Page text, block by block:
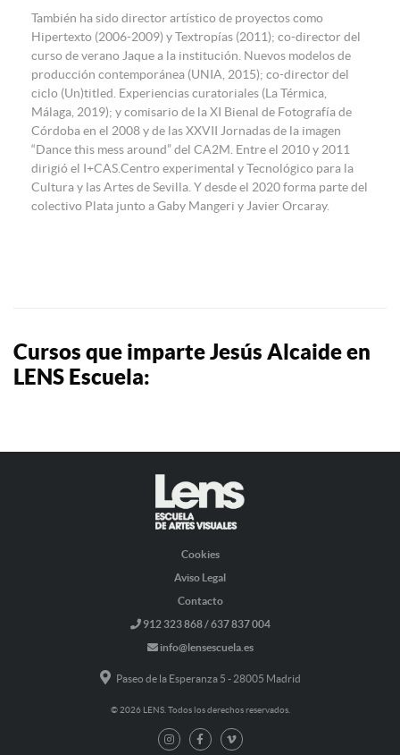
También ha sido director artístico de proyectos como
Hipertexto (2006-2009) y Textropías (2011); co-director del
curso de verano Jaque a la institución. Nuevos modelos de
producción contemporánea (UNIA, 2015); co-director del
ciclo (Un)titled. Experiencias curatoriales (La Térmica,
Málaga, 2019); y comisario de la XI Bienal de Fotografía de
Córdoba en el 2008 y de las XXVII Jornadas de la imagen
“Dance this mess around” del CA2M. Entre el 2010 y 2011
dirigió el I+CAS.Centro experimental y Tecnológico para la
Cultura y las Artes de Sevilla. Y desde el 2020 forma parte del
colectivo Plata junto a Gaby Mangeri y Javier Orcaray.
Cursos que imparte Jesús Alcaide en
LENS Escuela:
Cookies
Aviso Legal
Contacto
912 323 868 / 637 837 004
info@lensescuela.es
Paseo de la Esperanza 5 - 28005 Madrid
© 2026 LENS. Todos los derechos reservados.